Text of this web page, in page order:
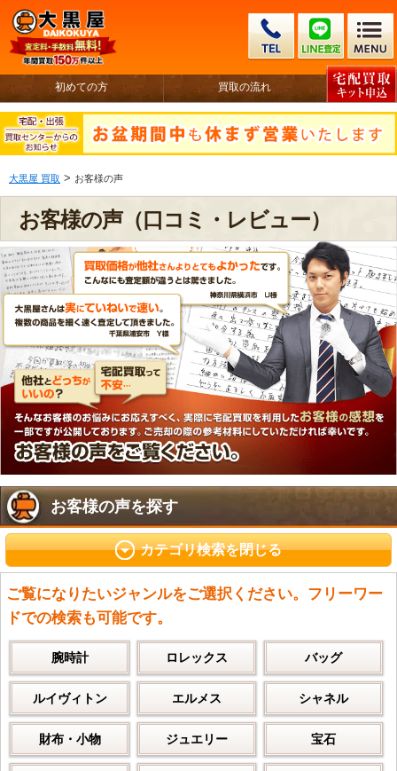
初めての方 買取の流れ
大黒屋 買取 > お客様の声
お客様の声（口コミ・レビュー）
お客様の声を探す
カテゴリ検索を閉じる
ご覧になりたいジャンルをご選択ください。フリーワー
ドでの検索も可能です。
腕時計 ロレックス バッグ
ルイヴィトン エルメス シャネル
財布・小物 ジュエリー 宝石